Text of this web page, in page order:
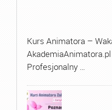
Kurs Animatora –
AkademiaAnimatora.pl
Profesjonalny …